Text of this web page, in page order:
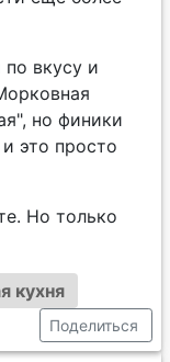
вкусу и
но финики
это просто
Но только
кухня
Поделиться